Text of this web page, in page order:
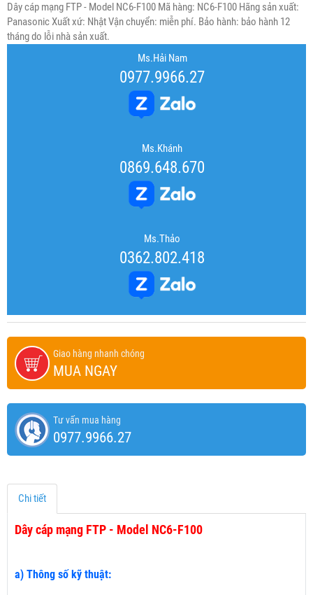
Dây cáp mạng FTP - Model NC6-F100 Mã hàng: NC6-F100 Hãng sản xuất:
Panasonic Xuất xứ: Nhật Vận chuyển: miễn phí. Bảo hành: bảo hành 12
tháng do lỗi nhà sản xuất.
Ms.Hải Nam
0977.9966.27
Ms.Khánh
0869.648.670
Ms.Thảo
0362.802.418
Giao hàng nhanh chóng
MUA NGAY
Tư vấn mua hàng
0977.9966.27
Chi tiết
Dây cáp mạng FTP - Model NC6-F100
a) Thông số kỹ thuật: